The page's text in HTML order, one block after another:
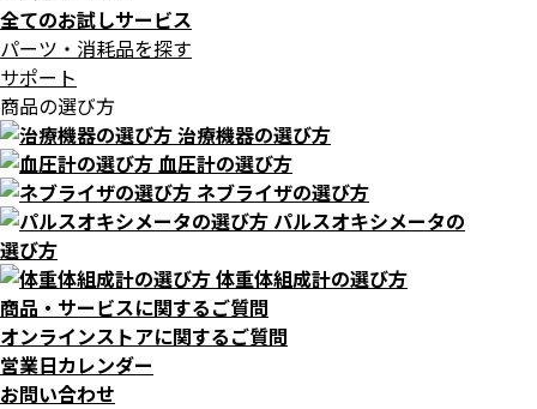
全てのお試しサービス
パーツ・消耗品を探す
サポート
商品の選び方
治療機器の選び方
血圧計の選び方
ネブライザの選び方
パルスオキシメータの
選び方
体重体組成計の選び方
商品・サービスに関するご質問
オンラインストアに関するご質問
営業日カレンダー
お問い合わせ